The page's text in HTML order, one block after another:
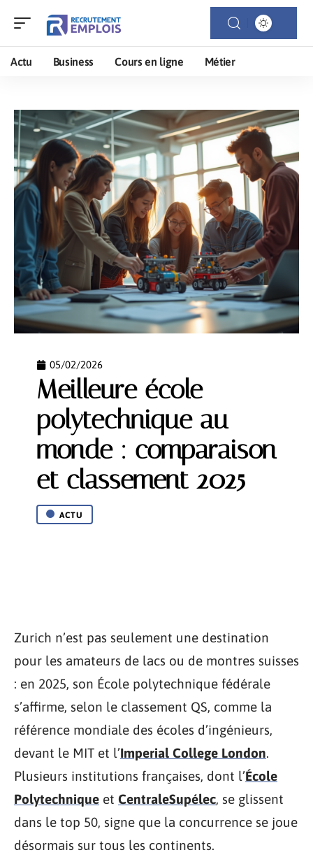
Actu Business Cours en ligne Métier
05/02/2026
Meilleure école
polytechnique au
monde : comparaison
et classement 2025
ACTU
Zurich n’est pas seulement une destination
pour les amateurs de lacs ou de montres suisses
: en 2025, son École polytechnique fédérale
s’affirme, selon le classement QS, comme la
référence mondiale des écoles d’ingénieurs,
devant le MIT et l’Imperial College London.
Plusieurs institutions françaises, dont l’École
Polytechnique et CentraleSupélec, se glissent
dans le top 50, signe que la concurrence se joue
désormais sur tous les continents.